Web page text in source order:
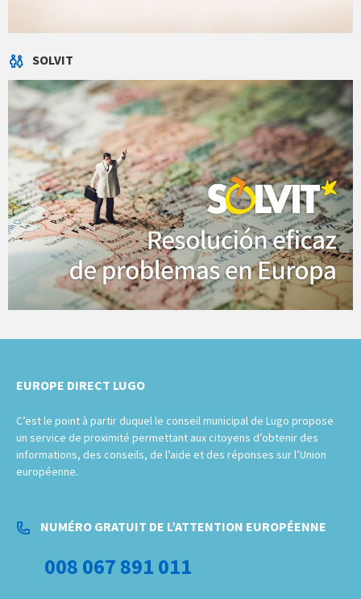
SOLVIT
EUROPE DIRECT LUGO
C’est le point à partir duquel le conseil municipal de Lugo propose
un service de proximité permettant aux citoyens d’obtenir des
informations, des conseils, de l’aide et des réponses sur l’Union
européenne.
NUMÉRO GRATUIT DE L’ATTENTION EUROPÉENNE
008 067 891 011